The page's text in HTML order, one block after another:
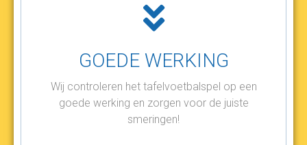
GOEDE WERKING
Wij controleren het tafelvoetbalspel op een
goede werking en zorgen voor de juiste
smeringen!